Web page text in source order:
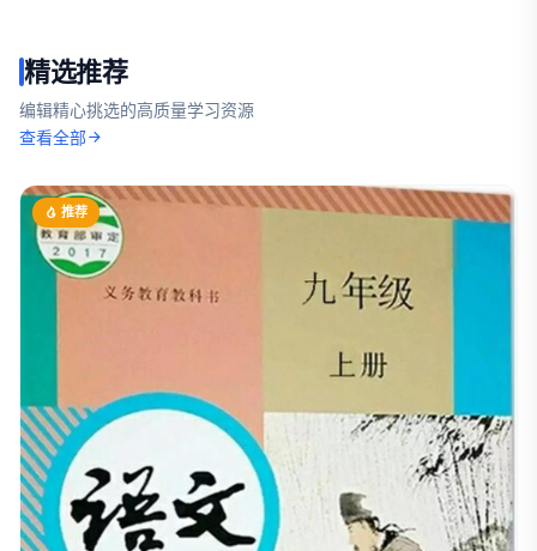
精选推荐
编辑精心挑选的高质量学习资源
查看全部
推荐